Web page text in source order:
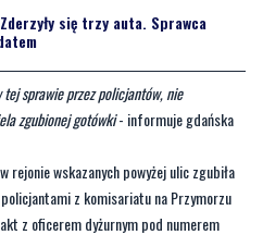
sprawie przez policjantów, nie
zgubionej gotówki
wskazanych powyżej ulic zgubiła
z komisariatu na Przymorzu
z oficerem dyżurnym pod numerem
regionie? Chcecie aby
tematem? Czekamy na Wasze